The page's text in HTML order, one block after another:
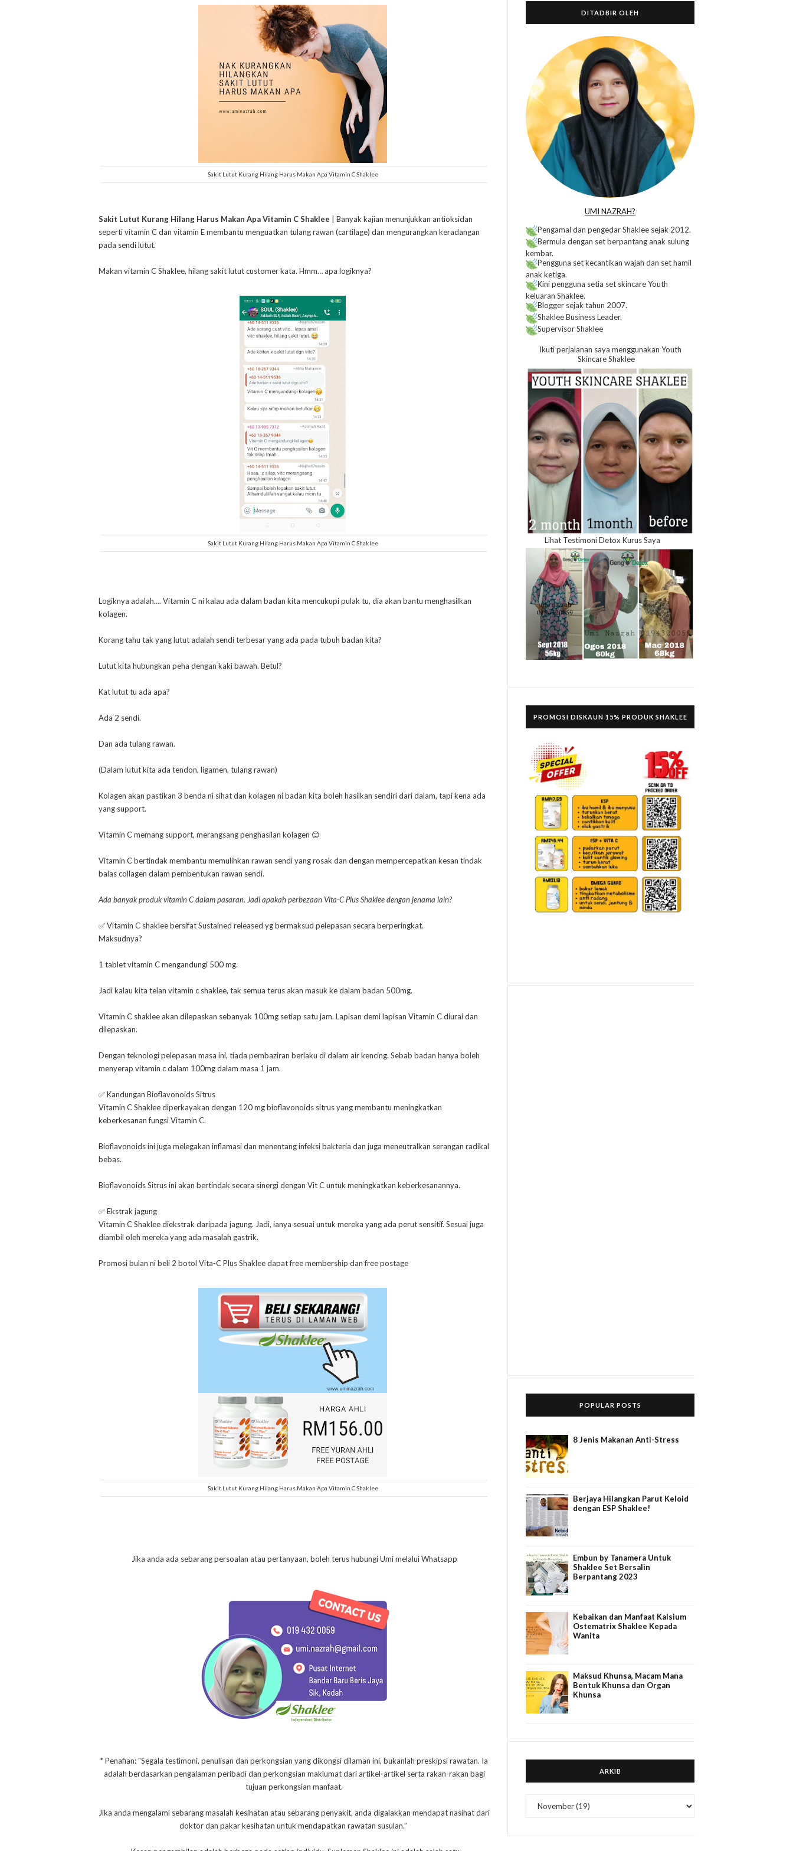
Sakit Lutut Kurang Hilang Harus Makan Apa Vitamin C Shaklee
Sakit Lutut Kurang Hilang Harus Makan Apa Vitamin C Shaklee | Banyak kajian menunjukkan antioksidan
seperti vitamin C dan vitamin E membantu menguatkan tulang rawan (cartilage) dan mengurangkan keradangan
pada sendi lutut.
Makan vitamin C Shaklee, hilang sakit lutut customer kata. Hmm… apa logiknya?
Sakit Lutut Kurang Hilang Harus Makan Apa Vitamin C Shaklee
Logiknya adalah…. Vitamin C ni kalau ada dalam badan kita mencukupi pulak tu, dia akan bantu menghasilkan
kolagen.
Korang tahu tak yang lutut adalah sendi terbesar yang ada pada tubuh badan kita?
Lutut kita hubungkan peha dengan kaki bawah. Betul?
Kat lutut tu ada apa?
Ada 2 sendi.
Dan ada tulang rawan.
(Dalam lutut kita ada tendon, ligamen, tulang rawan)
Kolagen akan pastikan 3 benda ni sihat dan kolagen ni badan kita boleh hasilkan sendiri dari dalam, tapi kena ada
yang support.
Vitamin C memang support, merangsang penghasilan kolagen 😊
Vitamin C bertindak membantu memulihkan rawan sendi yang rosak dan dengan mempercepatkan kesan tindak
balas collagen dalam pembentukan rawan sendi.
Ada banyak produk vitamin C dalam pasaran. Jadi apakah perbezaan Vita-C Plus Shaklee dengan jenama lain?
✅ Vitamin C shaklee bersifat Sustained released yg bermaksud pelepasan secara berperingkat.
Maksudnya?
1 tablet vitamin C mengandungi 500 mg.
Jadi kalau kita telan vitamin c shaklee, tak semua terus akan masuk ke dalam badan 500mg.
Vitamin C shaklee akan dilepaskan sebanyak 100mg setiap satu jam. Lapisan demi lapisan Vitamin C diurai dan
dilepaskan.
Dengan teknologi pelepasan masa ini, tiada pembaziran berlaku di dalam air kencing. Sebab badan hanya boleh
menyerap vitamin c dalam 100mg dalam masa 1 jam.
✅ Kandungan Bioflavonoids Sitrus
Vitamin C Shaklee diperkayakan dengan 120 mg bioflavonoids sitrus yang membantu meningkatkan
keberkesanan fungsi Vitamin C.
Bioflavonoids ini juga melegakan inflamasi dan menentang infeksi bakteria dan juga meneutralkan serangan radikal
bebas.
Bioflavonoids Sitrus ini akan bertindak secara sinergi dengan Vit C untuk meningkatkan keberkesanannya.
✅ Ekstrak jagung
Vitamin C Shaklee diekstrak daripada jagung. Jadi, ianya sesuai untuk mereka yang ada perut sensitif. Sesuai juga
diambil oleh mereka yang ada masalah gastrik.
Promosi bulan ni beli 2 botol Vita-C Plus Shaklee dapat free membership dan free postage
Sakit Lutut Kurang Hilang Harus Makan Apa Vitamin C Shaklee
Jika anda ada sebarang persoalan atau pertanyaan, boleh terus hubungi Umi melalui Whatsapp
* Penafian: "Segala testimoni, penulisan dan perkongsian yang dikongsi dilaman ini, bukanlah preskipsi rawatan. Ia
adalah berdasarkan pengalaman peribadi dan perkongsian maklumat dari artikel-artikel serta rakan-rakan bagi
tujuan perkongsian manfaat.
Jika anda mengalami sebarang masalah kesihatan atau sebarang penyakit, anda digalakkan mendapat nasihat dari
doktor dan pakar kesihatan untuk mendapatkan rawatan susulan.”
r
DITADBIR OLEH
UMI NAZRAH?
Pengamal dan pengedar Shaklee sejak 2012.
Bermula dengan set berpantang anak sulung
kembar.
Pengguna set kecantikan wajah dan set hamil
anak ketiga.
Kini pengguna setia set skincare Youth
keluaran Shaklee.
Blogger sejak tahun 2007.
Shaklee Business Leader.
Supervisor Shaklee
Ikuti perjalanan saya menggunakan Youth
Skincare Shaklee
Lihat Testimoni Detox Kurus Saya
PROMOSI DISKAUN 15% PRODUK SHAKLEE
POPULAR POSTS
8 Jenis Makanan Anti-Stress
Berjaya Hilangkan Parut Keloid
dengan ESP Shaklee!
Embun by Tanamera Untuk
Shaklee Set Bersalin
Berpantang 2023
Kebaikan dan Manfaat Kalsium
Ostematrix Shaklee Kepada
Wanita
Maksud Khunsa, Macam Mana
Bentuk Khunsa dan Organ
Khunsa
ARKIB